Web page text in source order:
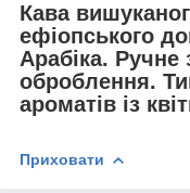
Кава
ефіопського
Арабіка.
оброблення.
ароматів із
Приховати